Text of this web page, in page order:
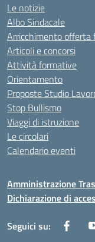
Le notizie
Albo Sindacale
Arricchimento offerta
Articoli e concorsi
Attività formative
Orientamento
Proposte Studio
Stop Bullismo
Viaggi di istruzione
Le circolari
Calendario eventi
Amministrazione
Dichiarazione di
Seguici su: